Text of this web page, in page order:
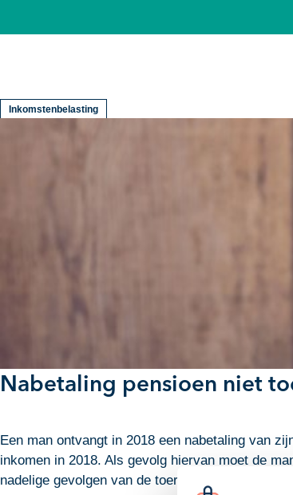
Inkomstenbelasting
Nabetaling pensioen niet
Een man ontvangt in 2018 een nabetaling van
inkomen in 2018. Als gevolg hiervan moet de
nadelige gevolgen van de toerekening van de